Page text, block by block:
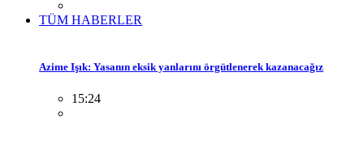
TÜM HABERLER
Azime Işık: Yasanın eksik yanlarını örgütlenerek kazanacağız
15:24